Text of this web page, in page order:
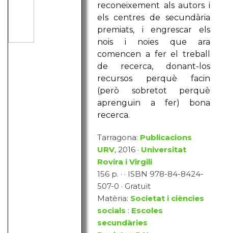
reconeixement als autors i
els centres de secundària
premiats, i engrescar els
nois i noies que ara
comencen a fer el treball
de recerca, donant-los
recursos perquè facin
(però sobretot perquè
aprenguin a fer) bona
recerca.
Tarragona: Publicacions
URV, 2016 · Universitat
Rovira i Virgili
156 p. · · ISBN 978-84-8424-
507-0 · Gratuït
Matèria: Societat i ciències
socials : Escoles
secundàries